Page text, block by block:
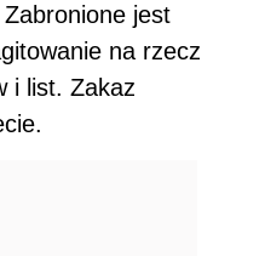
jest
na rzecz
i list. Zakaz